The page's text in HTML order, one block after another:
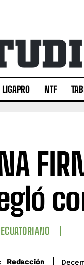
LIGAPRO NTF
Redacción